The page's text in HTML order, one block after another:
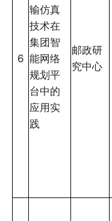
6
输仿真
技术在
集团智
能网络
规划平
台中的
应用实
践
邮政研
究中心